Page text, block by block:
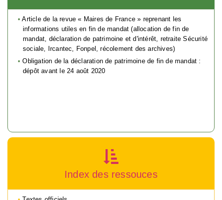
Article de la revue « Maires de France » reprenant les
informations utiles en fin de mandat (allocation de fin de
mandat, déclaration de patrimoine et d'intérêt, retraite Sécurité
sociale, Ircantec, Fonpel, récolement des archives)
Obligation de la déclaration de patrimoine de fin de mandat :
dépôt avant le 24 août 2020
Index des ressouces